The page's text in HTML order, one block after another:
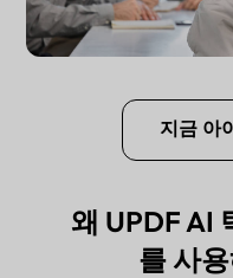
지금 아
왜 UPDF AI
를 사